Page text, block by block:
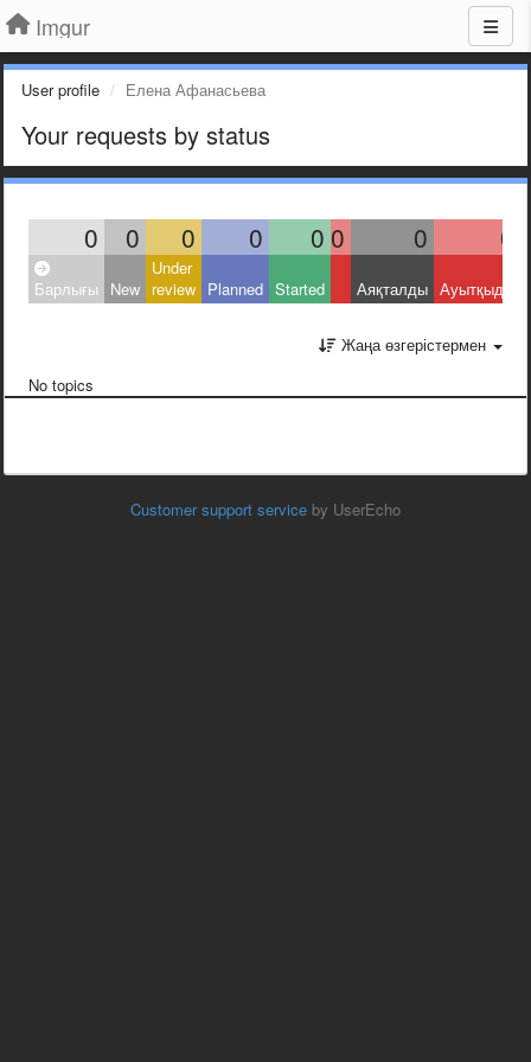
Imgur
User profile Елена Афанасьева
Your requests by status
0 0 0 0 0 0 0 0
Барлығы New
Under
review Planned Started Аяқталды Ауытқыды
Жаңа өзгерістермен
No topics
Customer support service by UserEcho